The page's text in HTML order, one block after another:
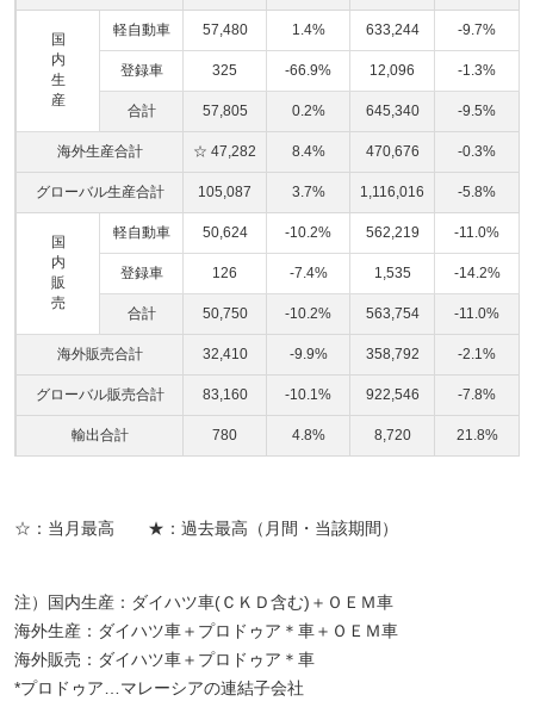
国
内
生
産
軽自動車 57,480 1.4% 633,244 -9.7%
登録車 325 -66.9% 12,096 -1.3%
合計 57,805 0.2% 645,340 -9.5%
海外生産合計 ☆ 47,282 8.4% 470,676 -0.3%
グローバル生産合計 105,087 3.7% 1,116,016 -5.8%
国
内
販
売
軽自動車 50,624 -10.2% 562,219 -11.0%
登録車 126 -7.4% 1,535 -14.2%
合計 50,750 -10.2% 563,754 -11.0%
海外販売合計 32,410 -9.9% 358,792 -2.1%
グローバル販売合計 83,160 -10.1% 922,546 -7.8%
輸出合計 780 4.8% 8,720 21.8%
☆：当月最高 ★：過去最高（月間・当該期間）
注）国内生産：ダイハツ車(ＣＫＤ含む)＋ＯＥＭ車
海外生産：ダイハツ車＋プロドゥア＊車＋ＯＥＭ車
海外販売：ダイハツ車＋プロドゥア＊車
*プロドゥア…マレーシアの連結子会社